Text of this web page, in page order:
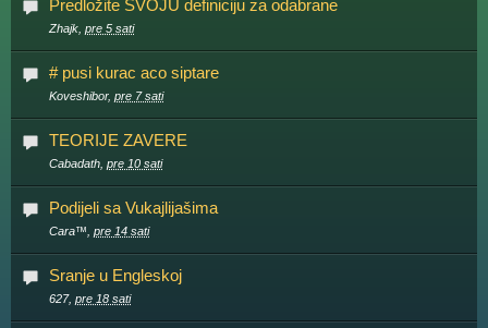
Predložite SVOJU definiciju za odabrane
Zhajk, pre 5 sati
# pusi kurac aco siptare
Koveshibor, pre 7 sati
TEORIJE ZAVERE
Cabadath, pre 10 sati
Podijeli sa Vukajlijašima
Cara™, pre 14 sati
Sranje u Engleskoj
627, pre 18 sati